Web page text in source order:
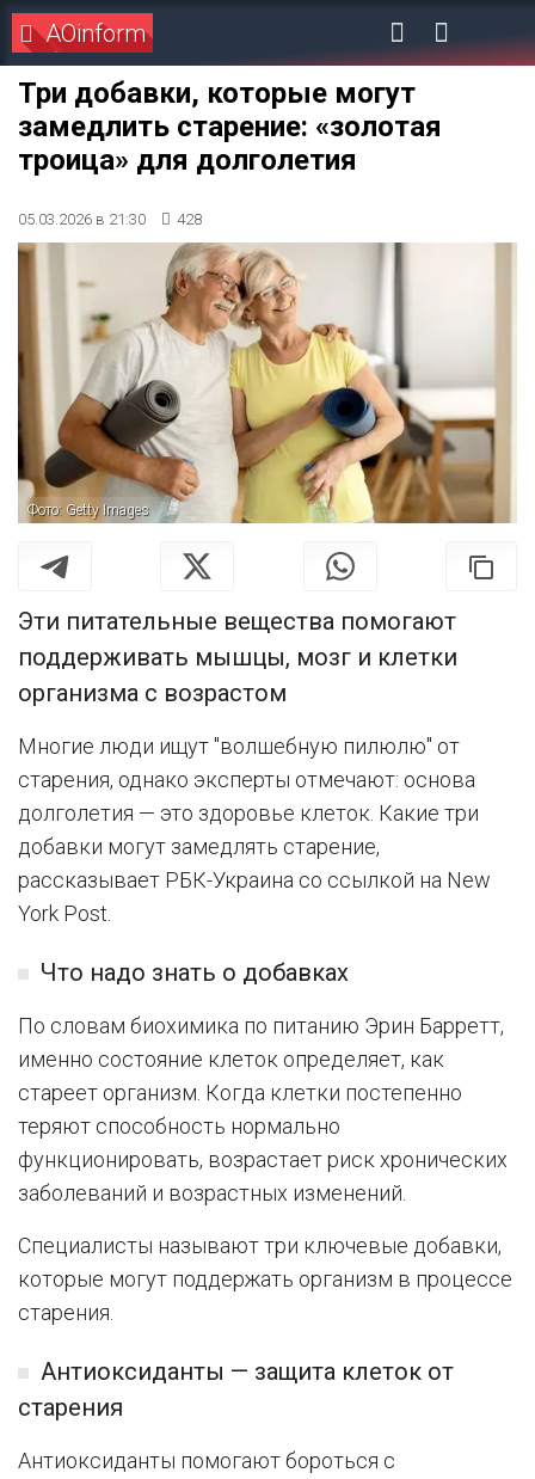
AOinform
Три добавки, которые могут
замедлить старение: «золотая
троица» для долголетия
05.03.2026 в 21:30 428
Фото: Getty Images
Эти питательные вещества помогают
поддерживать мышцы, мозг и клетки
организма с возрастом
Многие люди ищут "волшебную пилюлю" от
старения, однако эксперты отмечают: основа
долголетия — это здоровье клеток. Какие три
добавки могут замедлять старение,
рассказывает РБК-Украина со ссылкой на New
York Post.
Что надо знать о добавках
По словам биохимика по питанию Эрин Барретт,
именно состояние клеток определяет, как
стареет организм. Когда клетки постепенно
теряют способность нормально
функционировать, возрастает риск хронических
заболеваний и возрастных изменений.
Специалисты называют три ключевые добавки,
которые могут поддержать организм в процессе
старения.
Антиоксиданты — защита клеток от
старения
Антиоксиданты помогают бороться с